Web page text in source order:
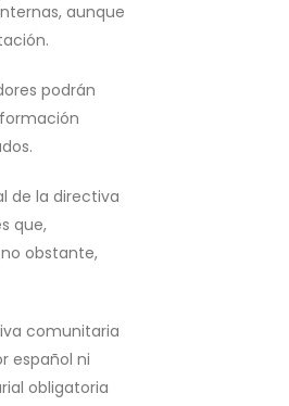
aunque
podrán
de la directiva
que,
obstante,
comunitaria
español ni
obligatoria